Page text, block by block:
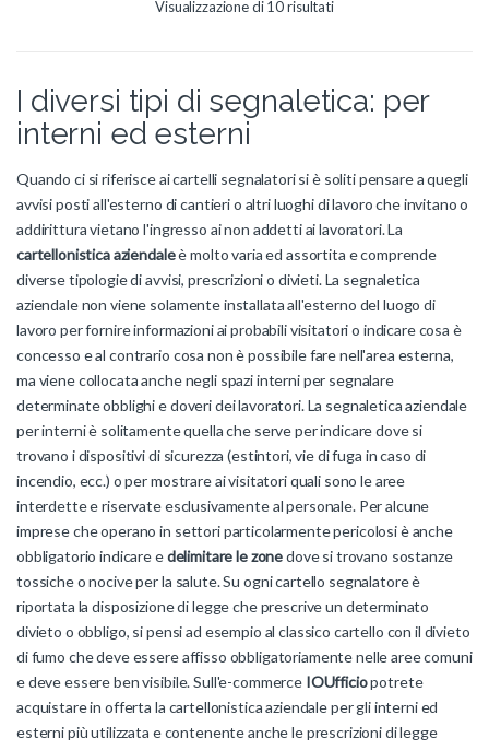
Visualizzazione di 10 risultati
I diversi tipi di segnaletica: per
interni ed esterni
Quando ci si riferisce ai cartelli segnalatori si è soliti pensare a quegli
avvisi posti all'esterno di cantieri o altri luoghi di lavoro che invitano o
addirittura vietano l'ingresso ai non addetti ai lavoratori. La
cartellonistica aziendaleè molto varia ed assortita e comprende
diverse tipologie di avvisi, prescrizioni o divieti. La segnaletica
aziendale non viene solamente installata all'esterno del luogo di
lavoro per fornire informazioni ai probabili visitatori o indicare cosa è
concesso e al contrario cosa non è possibile fare nell'area esterna,
ma viene collocata anche negli spazi interni per segnalare
determinate obblighi e doveri dei lavoratori. La segnaletica aziendale
per interni è solitamente quella che serve per indicare dove si
trovano i dispositivi di sicurezza (estintori, vie di fuga in caso di
incendio, ecc.) o per mostrare ai visitatori quali sono le aree
interdette e riservate esclusivamente al personale. Per alcune
imprese che operano in settori particolarmente pericolosi è anche
obbligatorio indicare edelimitare le zonedove si trovano sostanze
tossiche o nocive per la salute. Su ogni cartello segnalatore è
riportata la disposizione di legge che prescrive un determinato
divieto o obbligo, si pensi ad esempio al classico cartello con il divieto
di fumo che deve essere affisso obbligatoriamente nelle aree comuni
e deve essere ben visibile. Sull'e-commerce IOUfficiopotrete
acquistare in offerta la cartellonistica aziendale per gli interni ed
esterni più utilizzata e contenente anche le prescrizioni di legge